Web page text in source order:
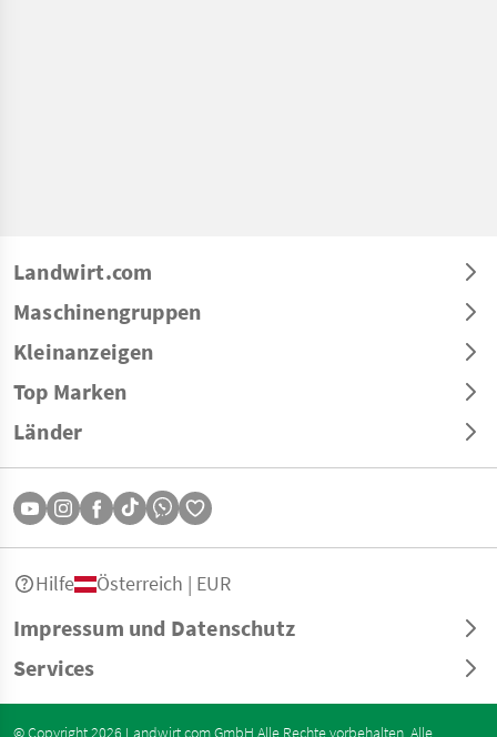
Landwirt.com
Maschinengruppen
Kleinanzeigen
Top Marken
Länder
Impressum und Datenschutz
Services
Hilfe Österreich | EUR
© Copyright 2026 Landwirt.com GmbH Alle Rechte vorbehalten. Alle